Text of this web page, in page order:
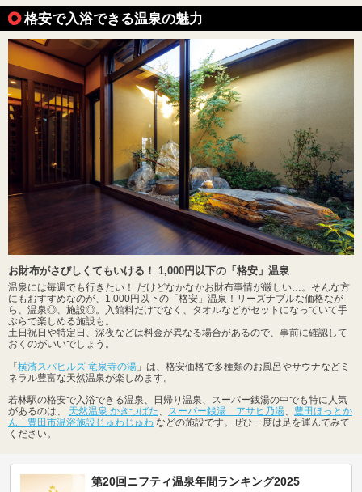
格安で入浴できる温泉の魅力
お財布がさびしくてもいける！ 1,000円以下の「格安」温泉
温泉には毎週でも行きたい！ だけどなかなかお財布事情が厳しい…。そんな方
にもおすすめなのが、1,000円以下の「格安」温泉！リーズナブルな価格なが
ら、温泉◎、施設◎。入館料だけでなく、タオルなどがセットになっていて手
ぶらで楽しめる施設も。
土日祝日や特定日、深夜などは料金が異なる場合があるので、事前に確認して
おくのがいいでしょう。
「 横濱スパヒルズ 竜泉寺の湯 」は、格安価格で多種類のお風呂やサウナなどミ
ネラル豊富な天然温泉が楽しめます。
若林駅の格安で入浴できる温泉、日帰り温泉、スーパー銭湯の中でも特に人気
があるのは、 天然温泉 かきつばた、 スーパー銭湯 アサヒ乃湯、 豊田ほっとか
ん 豊田市温浴施設じゅわじゅわ などの施設です。ぜひ一度は足を運んでみて
ください。
第20回ニフティ温泉年間ランキング2025